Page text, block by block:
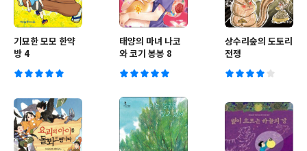
기묘한 모모 한약
방 4
태양의 마녀 나코
와 코기 봉봉 8
상수리숲의 도토리
전쟁